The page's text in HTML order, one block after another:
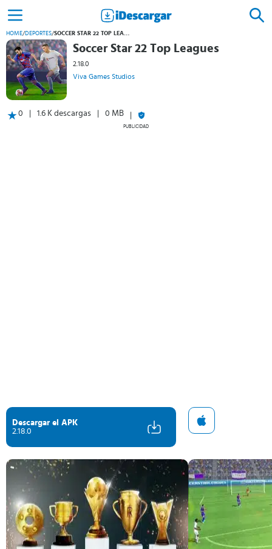
HOME/DEPORTES/ SOCCER STAR 22 TOP LEAGUES
Soccer Star 22 Top Leagues
2.18.0
Viva Games Studios
0 1.6 K descargas 0 MB
PUBLICIDAD
Descargar el APK
2.18.0